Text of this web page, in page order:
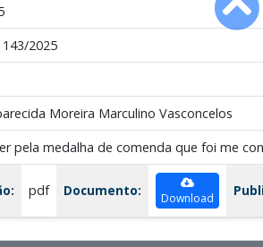
143/2025
Moreira Marculino Vasconcelos
pela medalha de comenda que foi me
pdf Documento: Download